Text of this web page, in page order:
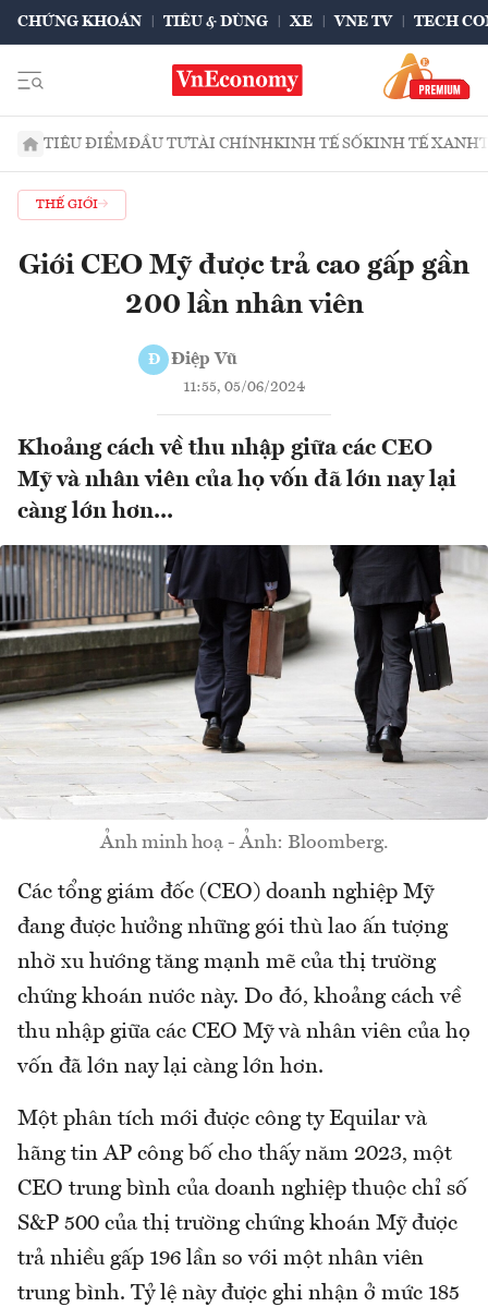
CHỨNG KHOÁN TIÊU & DÙNG XE VNE TV TECH
TIÊU ĐIỂMĐẦU TƯTÀI CHÍNHKINH TẾ SỐKINH TẾ XANH
THẾ GIỚI
Giới CEO Mỹ được trả cao gấp gần
200 lần nhân viên
Đ Điệp Vũ
11:55, 05/06/2024
Khoảng cách về thu nhập giữa các CEO
Mỹ và nhân viên của họ vốn đã lớn nay lại
càng lớn hơn...
Ảnh minh hoạ - Ảnh: Bloomberg.
Các tổng giám đốc (CEO) doanh nghiệp Mỹ
đang được hưởng những gói thù lao ấn tượng
nhờ xu hướng tăng mạnh mẽ của thị trường
chứng khoán nước này. Do đó, khoảng cách về
thu nhập giữa các CEO Mỹ và nhân viên của họ
vốn đã lớn nay lại càng lớn hơn.
Một phân tích mới được công ty Equilar và
hãng tin AP công bố cho thấy năm 2023, một
CEO trung bình của doanh nghiệp thuộc chỉ số
S&P 500 của thị trường chứng khoán Mỹ được
trả nhiều gấp 196 lần so với một nhân viên
trung bình. Tỷ lệ này được ghi nhận ở mức 185